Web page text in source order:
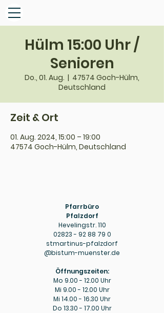
Hülm 15:00 Uhr /
Senioren
Do., 01. Aug.
  |
47574 Goch-Hülm,
Deutschland
Zeit & Ort
01. Aug. 2024, 15:00 – 19:00
47574 Goch-Hülm, Deutschland
Pfarrbüro
Pfalzdorf
Hevelingstr. 110
02823 - 92 88 79 0
stmartinus-pfalzdorf
@bistum-muenster.de
Öffnungszeiten:
Mo 9.00 - 12.00 Uhr
Mi 9.00 - 12.00 Uhr
Mi 14.00 - 16.30 Uhr
Do 13.30 - 17.00 Uhr